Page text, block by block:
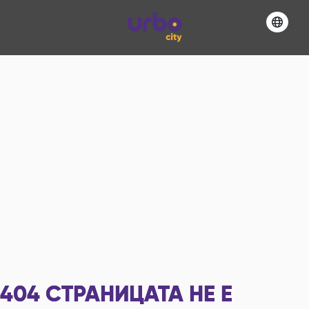
404 СТРАНИЦАТА НЕ Е